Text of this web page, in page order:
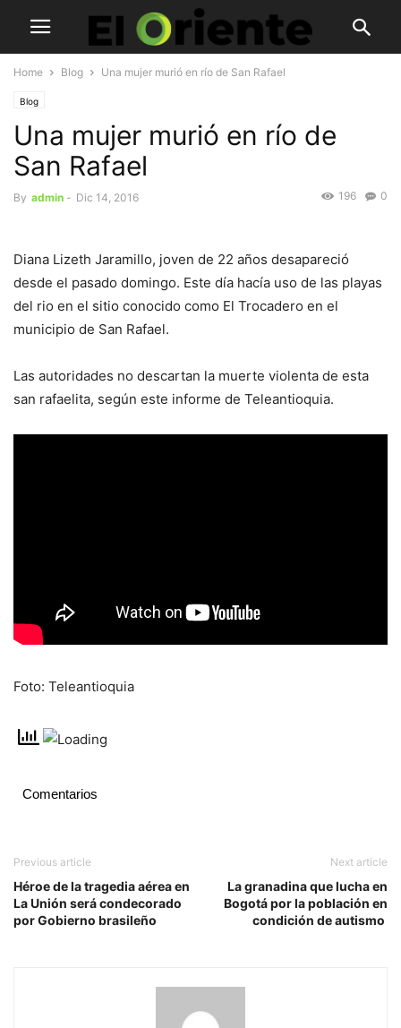
Home Blog Una mujer murió en río de San Rafael
Blog
Una mujer murió en río de
San Rafael
By admin - Dic 14, 2016 0
196
Diana Lizeth Jaramillo, joven de 22 años desapareció
desde el pasado domingo. Este día hacía uso de las playas
del rio en el sitio conocido como El Trocadero en el
municipio de San Rafael.
Las autoridades no descartan la muerte violenta de esta
san rafaelita, según este informe de Teleantioquia.
Foto: Teleantioquia
Comentarios
Previous article
Héroe de la tragedia aérea en
La Unión será condecorado
por Gobierno brasileño
Next article
La granadina que lucha en
Bogotá por la población en
condición de autismo